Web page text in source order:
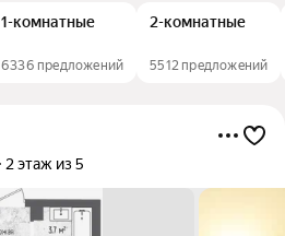
1-комнатные
6336 предложений
2-комнатные
5512 предложений
2 этаж из 5